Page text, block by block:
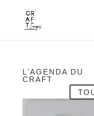
L'AGENDA DU
CRAFT